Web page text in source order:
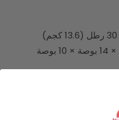
الأبعاد (صندوق من خمسة): 20 بوصة × 14 بوصة × 10 بوصة